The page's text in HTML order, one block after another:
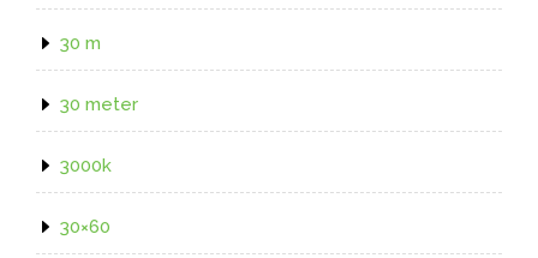
30 m
30 meter
3000k
30×60